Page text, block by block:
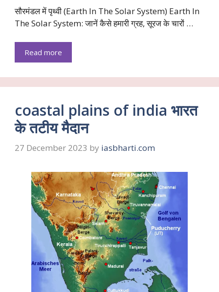
सौरमंडल में पृथ्वी (Earth In The Solar System) Earth In
The Solar System: जानें कैसे हमारी ग्रह, सूरज के चारों …
Read more
coastal plains of india भारत
के तटीय मैदान
27 December 2023 by iasbharti.com